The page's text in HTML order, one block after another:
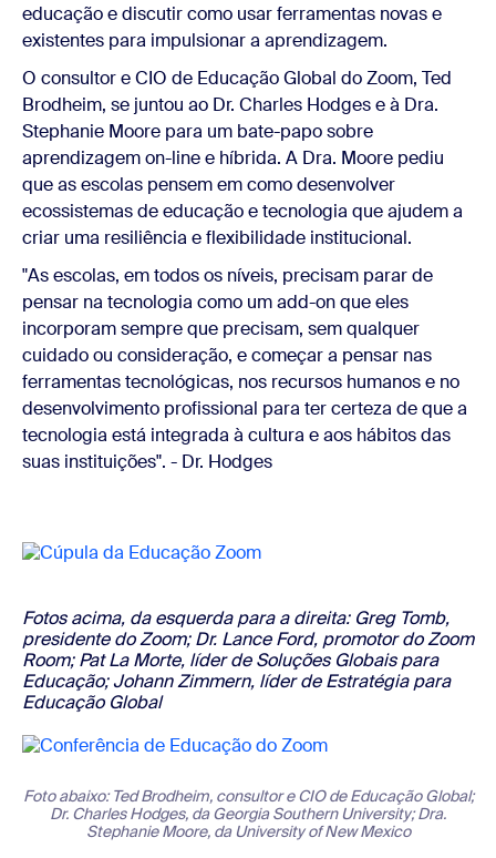
educação e discutir como usar ferramentas novas e
existentes para impulsionar a aprendizagem.
O consultor e CIO de Educação Global do Zoom, Ted
Brodheim, se juntou ao Dr. Charles Hodges e à Dra.
Stephanie Moore para um bate-papo sobre
aprendizagem on-line e híbrida. A Dra. Moore pediu
que as escolas pensem em como desenvolver
ecossistemas de educação e tecnologia que ajudem a
criar uma resiliência e flexibilidade institucional.
"As escolas, em todos os níveis, precisam parar de
pensar na tecnologia como um add-on que eles
incorporam sempre que precisam, sem qualquer
cuidado ou consideração, e começar a pensar nas
ferramentas tecnológicas, nos recursos humanos e no
desenvolvimento profissional para ter certeza de que a
tecnologia está integrada à cultura e aos hábitos das
suas instituições". - Dr. Hodges
Fotos acima, da esquerda para a direita: Greg Tomb,
presidente do Zoom; Dr. Lance Ford, promotor do Zoom
Room; Pat La Morte, líder de Soluções Globais para
Educação; Johann Zimmern, líder de Estratégia para
Educação Global
Foto abaixo: Ted Brodheim, consultor e CIO de Educação Global;
Dr. Charles Hodges, da Georgia Southern University; Dra.
Stephanie Moore, da University of New Mexico